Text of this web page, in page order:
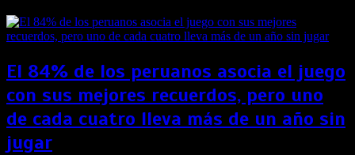
El 84% de los peruanos asocia el juego
con sus mejores recuerdos, pero uno
de cada cuatro lleva más de un año sin
jugar